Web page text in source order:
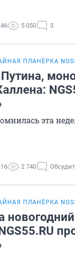
5 050 3
ПЛАНЁРКА
эта
2 740
ПЛАНЁРКА